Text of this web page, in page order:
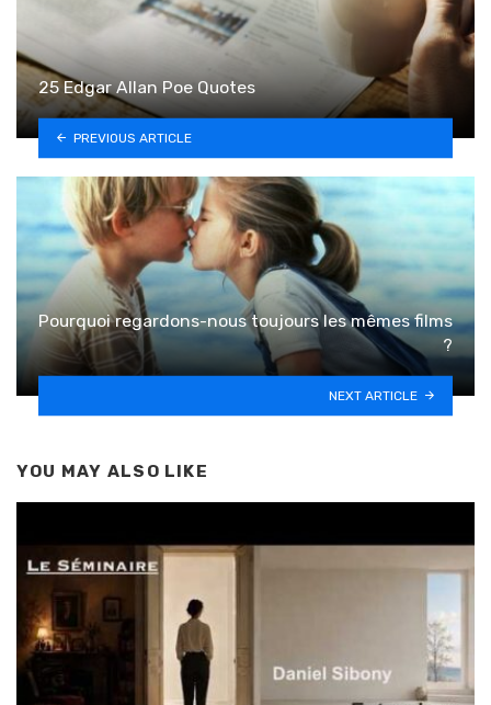
25 Edgar Allan Poe Quotes
PREVIOUS ARTICLE
Pourquoi regardons-nous toujours les mêmes films
?
NEXT ARTICLE
YOU MAY ALSO LIKE